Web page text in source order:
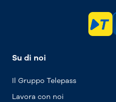
Su di noi
Il Gruppo Telepass
Lavora con noi